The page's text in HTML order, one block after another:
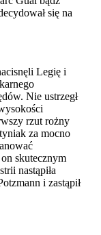
się na
Legię i
Nie ustrzegł
rzut rożny
za mocno
skutecznym
nastąpiła
i zastąpił